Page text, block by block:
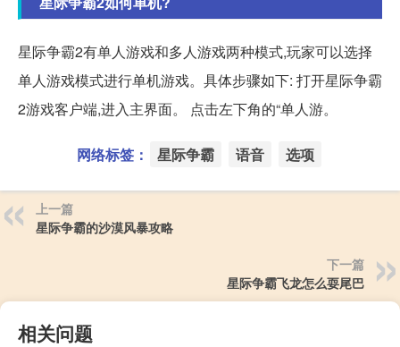
星际争霸2有单人游戏和多人游戏两种模式,玩家可以选择
单人游戏模式进行单机游戏。具体步骤如下: 打开星际争霸
2游戏客户端,进入主界面。 点击左下角的“单人游。
网络标签： 星际争霸 语音 选项
上一篇
星际争霸的沙漠风暴攻略
下一篇
星际争霸飞龙怎么耍尾巴
相关问题